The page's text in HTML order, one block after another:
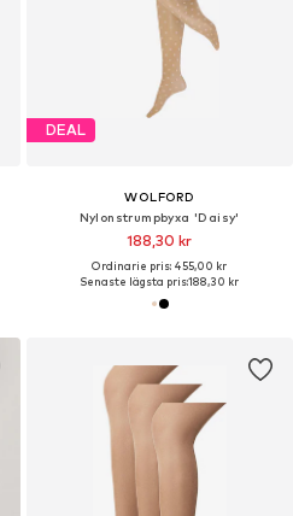
DEAL
WOLFORD
Nylonstrumpbyxa 'Daisy'
188,30 kr
Ordinarie pris: 455,00 kr
Senaste lägsta pris:188,30 kr